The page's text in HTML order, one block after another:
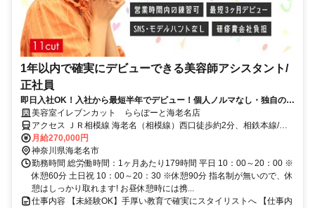
1年以内で確実にデビューできる美容師アシスタント/
正社員
即日入社OK！入社から最短半年でデビュー！個人ノルマなし・独自の教
育で確実に成長できる！アシスタント求人
美容室イレブンカット ららぽーと海老名店
アクセス ＪＲ相模線 海老名（相模線）西口徒歩約2分、相鉄本線/相
鉄新横浜線 海老名（小田急・相鉄）西口徒歩約4分、小田急小田原線/
東京メトロ千代田線 海老名（小田急・相鉄）西口徒歩約4分
月給270,000円
神奈川県海老名市
勤務時間 総労働時間：1ヶ月あたり179時間 平日 10：00～20：00 ※
休憩60分 土日祝 10：00～20：30 ※休憩90分 指名制が無いので、休
憩はしっかり取れます! お昼休憩時には携...
仕事内容 【未経験OK】手厚い教育で確実にスタイリストへ 【仕事内